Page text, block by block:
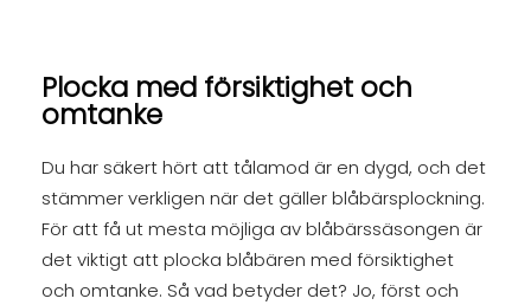
Plocka med försiktighet och
omtanke
Du har säkert hört att tålamod är en dygd, och det
stämmer verkligen när det gäller blåbärsplockning.
För att få ut mesta möjliga av blåbärssäsongen är
det viktigt att plocka blåbären med försiktighet
och omtanke. Så vad betyder det? Jo, först och